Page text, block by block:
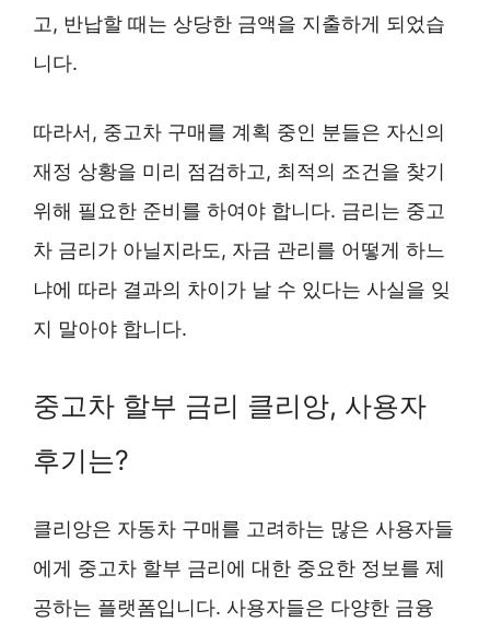
고, 반납할 때는 상당한 금액을 지출하게 되었습
니다.
따라서, 중고차 구매를 계획 중인 분들은 자신의
재정 상황을 미리 점검하고, 최적의 조건을 찾기
위해 필요한 준비를 하여야 합니다. 금리는 중고
차 금리가 아닐지라도, 자금 관리를 어떻게 하느
냐에 따라 결과의 차이가 날 수 있다는 사실을 잊
지 말아야 합니다.
중고차 할부 금리 클리앙, 사용자
후기는?
클리앙은 자동차 구매를 고려하는 많은 사용자들
에게 중고차 할부 금리에 대한 중요한 정보를 제
공하는 플랫폼입니다. 사용자들은 다양한 금융